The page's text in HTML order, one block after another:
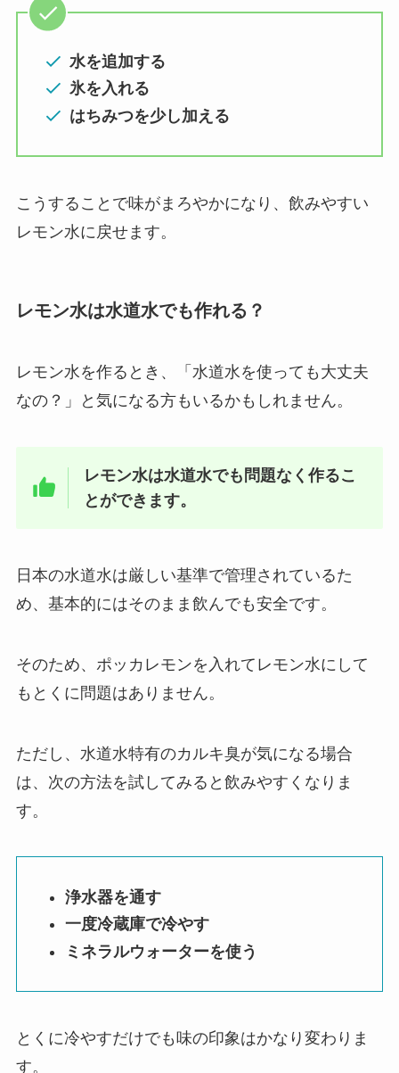
水を追加する
氷を入れる
はちみつを少し加える
こうすることで味がまろやかになり、飲みやすい
レモン水に戻せます。
レモン水は水道水でも作れる？
レモン水を作るとき、「水道水を使っても大丈夫
なの？」と気になる方もいるかもしれません。
レモン水は水道水でも問題なく作るこ
とができます。
日本の水道水は厳しい基準で管理されているた
め、基本的にはそのまま飲んでも安全です。
そのため、ポッカレモンを入れてレモン水にして
もとくに問題はありません。
ただし、水道水特有のカルキ臭が気になる場合
は、次の方法を試してみると飲みやすくなりま
す。
浄水器を通す
一度冷蔵庫で冷やす
ミネラルウォーターを使う
とくに冷やすだけでも味の印象はかなり変わりま
す。